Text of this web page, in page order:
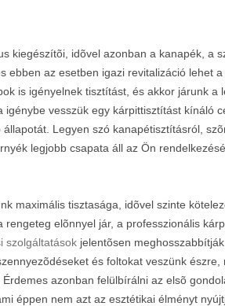
kiegészítõi, idõvel azonban a kanapék, a
ebben az esetben igazi revitalizáció lehet
is igényelnek tisztítást, és akkor járunk a
vesszük egy kárpittisztítást kínáló
Legyen szó kanapétisztításról,
legjobb csapata áll az Ön
maximális tisztasága, idõvel szinte
rengeteg elõnnyel jár, a professzionális
szolgáltatások jelentõsen
és foltokat veszünk
azonban felülbírálni az elsõ
éppen nem azt az esztétikai élményt